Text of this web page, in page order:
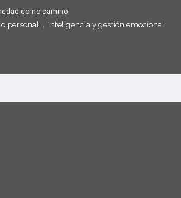
como camino
personal , Inteligencia y gestión emocional